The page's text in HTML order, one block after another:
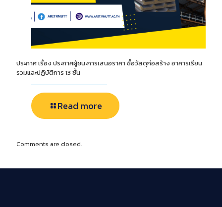
ประกาศ เรื่อง ประกาศผู้ชนะการเสนอราคา ซื้อวัสดุก่อสร้าง อาคารเรียน
รวมและปฏิบัติการ 13 ชั้น
Read more
Comments are closed.